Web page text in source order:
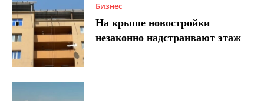
Бизнес
На крыше новостройки
незаконно надстраивают этаж